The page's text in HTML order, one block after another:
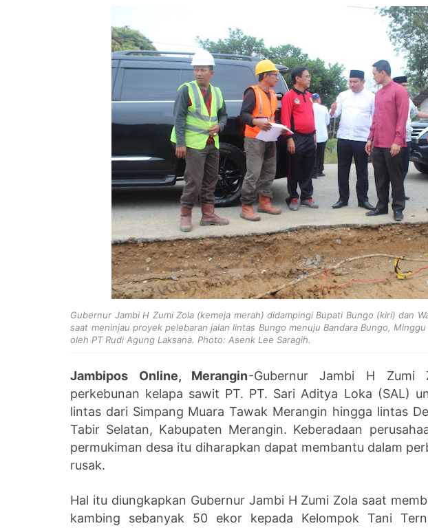
Gubernur Jambi H Zumi Zola (kemeja merah) didampingi Bupati Bungo (kiri) dan
saat meninjau proyek pelebaran jalan lintas Bungo menuju Bandara Bungo,
oleh PT Rudi Agung Laksana. Photo: Asenk Lee Saragih.
Jambipos Online, Merangin-Gubernur Jambi H Zumi
perkebunan kelapa sawit PT. PT. Sari Aditya Loka (SAL)
lintas dari Simpang Muara Tawak Merangin hingga lintas
Tabir Selatan, Kabupaten Merangin. Keberadaan
permukiman desa itu diharapkan dapat membantu dalam
rusak.
Hal itu diungkapkan Gubernur Jambi H Zumi Zola saat
kambing sebanyak 50 ekor kepada Kelompok Tani